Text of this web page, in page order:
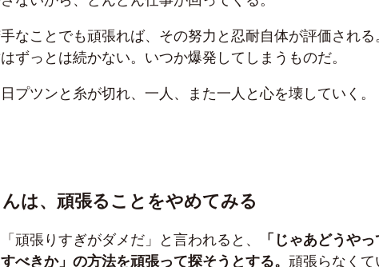
なことでも頑張れば、その努力と忍耐自体が評価される
ずっとは続かない。いつか爆発してしまうものだ。
プツンと糸が切れ、一人、また一人と心を壊していく。
は、頑張ることをやめてみる
頑張りすぎがダメだ」と言われると、
「じゃあどうや
べきか」の方法を頑張って探そうとする。 頑張らなくて